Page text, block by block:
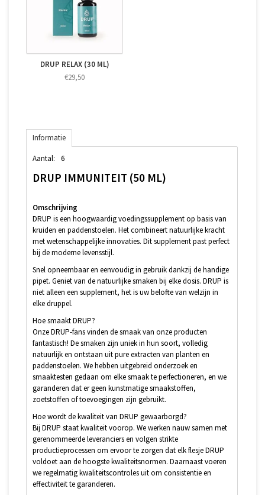
DRUP RELAX (30 ML)
€29,50
Informatie
Aantal: 6
DRUP IMMUNITEIT (50 ML)
Omschrijving
DRUP is een hoogwaardig voedingssupplement op basis van
kruiden en paddenstoelen. Het combineert natuurlijke kracht
met wetenschappelijke innovaties. Dit supplement past perfect
bij de moderne levensstijl.
Snel opneembaar en eenvoudig in gebruik dankzij de handige
pipet. Geniet van de natuurlijke smaken bij elke dosis. DRUP is
niet alleen een supplement, het is uw belofte van welzijn in
elke druppel.
Hoe smaakt DRUP?
Onze DRUP-fans vinden de smaak van onze producten
fantastisch! De smaken zijn uniek in hun soort, volledig
natuurlijk en ontstaan uit pure extracten van planten en
paddenstoelen. We hebben uitgebreid onderzoek en
smaaktesten gedaan om elke smaak te perfectioneren, en we
garanderen dat er geen kunstmatige smaakstoffen,
zoetstoffen of toevoegingen zijn gebruikt.
Hoe wordt de kwaliteit van DRUP gewaarborgd?
Bij DRUP staat kwaliteit voorop. We werken nauw samen met
gerenommeerde leveranciers en volgen strikte
productieprocessen om ervoor te zorgen dat elk flesje DRUP
voldoet aan de hoogste kwaliteitsnormen. Daarnaast voeren
we regelmatig kwaliteitscontroles uit om consistentie en
effectiviteit te garanderen.